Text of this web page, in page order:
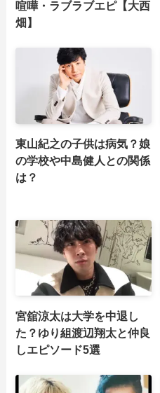
喧嘩・ラブラブエピ【大西
畑】
東山紀之の子供は病気？娘
の学校や中島健人との関係
は？
宮舘涼太は大学を中退し
た？ゆり組渡辺翔太と仲良
しエピソード5選